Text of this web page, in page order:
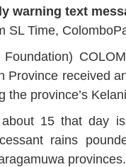
warning text
SL Time,
Province received
the province’s
15 that day
rains
provinces.